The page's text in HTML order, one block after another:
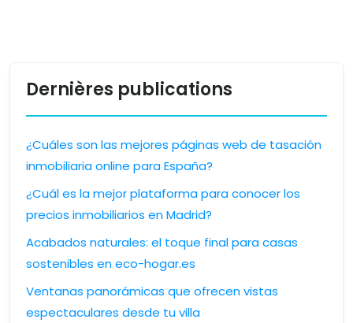
Dernières publications
¿Cuáles son las mejores páginas web de tasación
inmobiliaria online para España?
¿Cuál es la mejor plataforma para conocer los
precios inmobiliarios en Madrid?
Acabados naturales: el toque final para casas
sostenibles en eco-hogar.es
Ventanas panorámicas que ofrecen vistas
espectaculares desde tu villa